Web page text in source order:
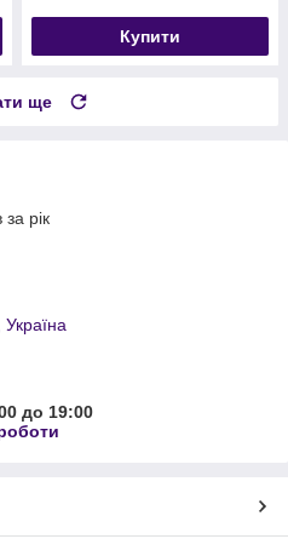
Купити
ще
рік
до 19:00